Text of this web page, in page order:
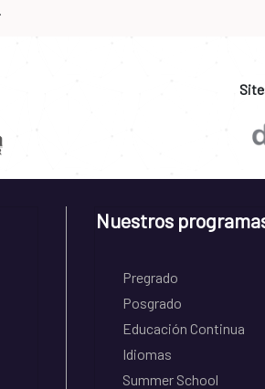
Nuestros
Pregrado
Posgrado
Educación Continua
Idiomas
Summer School